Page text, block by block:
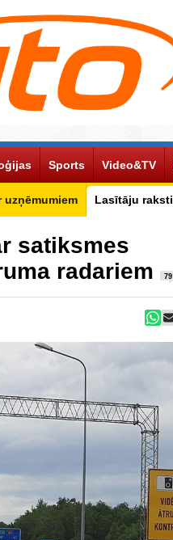
Sports Video&TV
uzņēmumiem Lasītāju raksti
satiksmes
radariem
79